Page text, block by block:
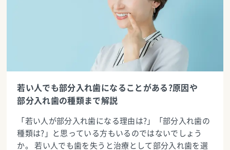
若い人でも部分入れ歯になることがある?原因や
部分入れ歯の種類まで解説
「若い人が部分入れ歯になる理由は?」「部分入れ歯の
種類は?」と思っている方もいるのではないでしょう
か。 若い人でも歯を失うと治療として部分入れ歯を選